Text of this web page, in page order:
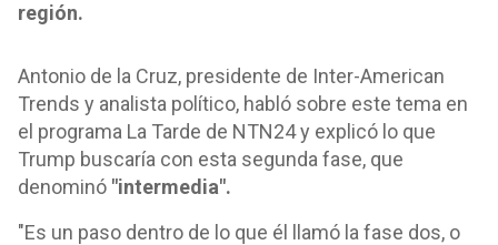
región.
Antonio de la Cruz, presidente de Inter-American
Trends y analista político, habló sobre este tema en
el programa La Tarde de NTN24 y explicó lo que
Trump buscaría con esta segunda fase, que
denominó "intermedia".
"Es un paso dentro de lo que él llamó la fase dos, o